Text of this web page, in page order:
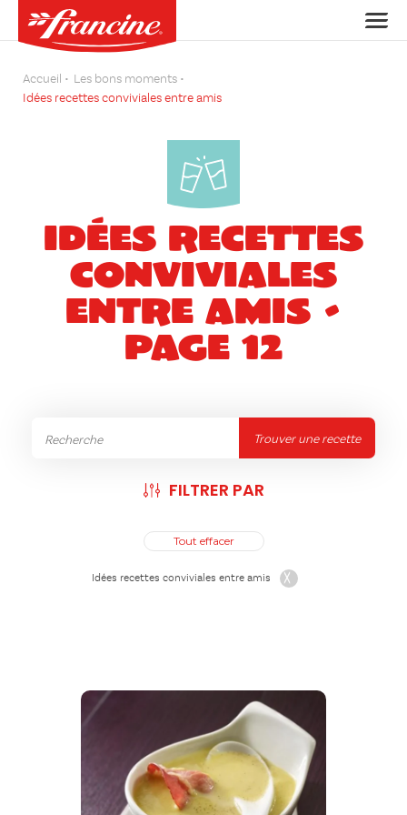
Accueil
Les bons moments
Idées recettes conviviales entre amis
Idées recettes
conviviales
entre amis -
Page 12
Trouver une recette
FILTRER PAR
Idées recettes conviviales entre amis
Tout effacer